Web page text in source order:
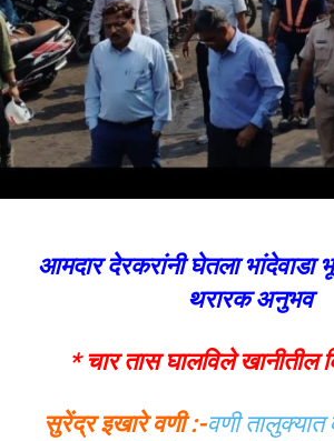
आमदार देरकरांनी घेतला भांदेवाडा
थरारक अनुभव
* चार तास घालविले खानीतील
सुरेंद्र इखारे वणी :-वणी